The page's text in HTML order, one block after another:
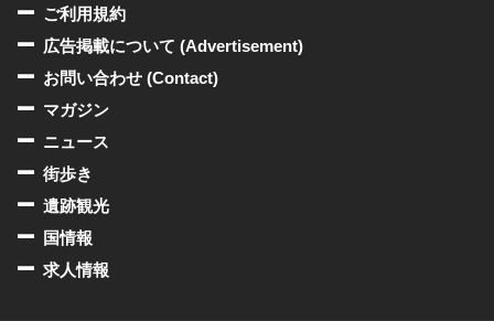
ご利用規約
広告掲載について (Advertisement)
お問い合わせ (Contact)
マガジン
ニュース
街歩き
遺跡観光
国情報
求人情報